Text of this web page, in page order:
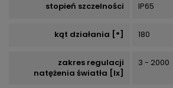
stopień szczelności IP65
kąt działania [°] 180
zakres regulacji
natężenia światła [lx]
3 - 2000